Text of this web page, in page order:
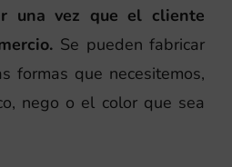
una vez que el cliente
Se pueden fabricar
formas que necesitemos,
nego o el color que sea